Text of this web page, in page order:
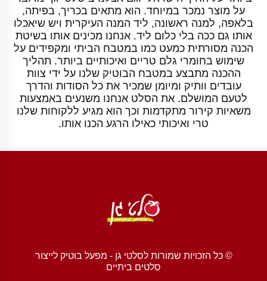
על מוצר נמכר במיוחד. הוא מתאים בכריך, בפיתה,
בלאפה, למנה ראשונה, ליד המנה העיקרית ויש שיאכלו
אותו גם ככה בלי כלום ליד. אנחנו מכינים אותו בשיטת
הכנה מסורתית כמעט כמו במטבח הביתי ומקפידים על
שימוש בחומרי גלם טריים ואיכותיים ביותר. תהליך
ההכנה מתבצע במטבח הבוטיק שלנו על ידי צוות
עובדים וותיק ומיומן שמכיר את כל הסודות והדרך
לטעם המושלם. את הסלט אנחנו משנעים באמצעות
משאיות קירור מתקדמות וכך הוא מגיע ללקוחות שלנו
טרי ואיכותי כאילו הרגע הכנו אותו.
© כל הזכויות שמורות לסלטי גן - מפעל בוטיק לייצור
סלטים ביתיים